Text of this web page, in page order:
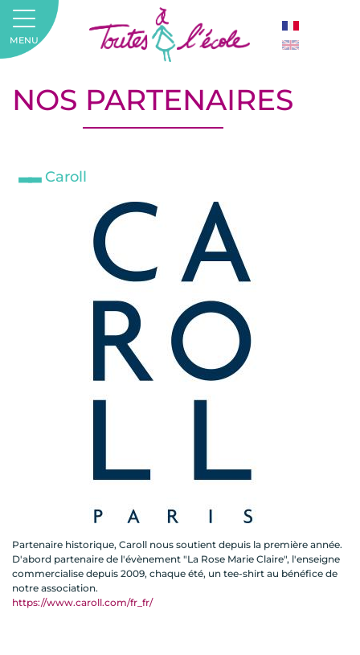
NOS PARTENAIRES
Caroll
Partenaire historique, Caroll nous soutient depuis la première année.
D'abord partenaire de l'évènement "La Rose Marie Claire", l'enseigne
commercialise depuis 2009, chaque été, un tee-shirt au bénéfice de
notre association.
https://www.caroll.com/fr_fr/
MENU